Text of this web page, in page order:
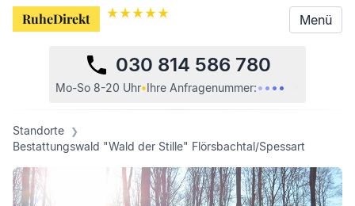
RuheDirekt Menü
030 814 586 780
Mo-So 8-20 Uhr•Ihre Anfragenummer:• • • •
RuheDirekt Menü
Standorte
Bestattungswald "Wald der Stille" Flörsbachtal/Spessart